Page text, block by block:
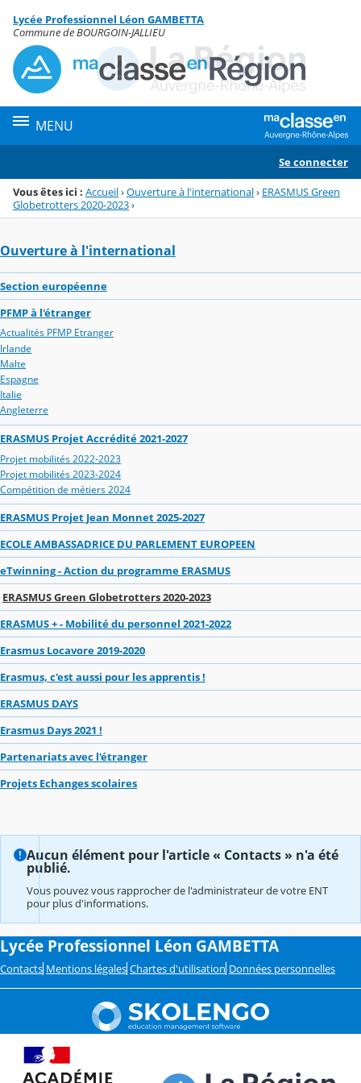
Menu de la rubrique
Contenu
Lycée Professionnel Léon GAMBETTA
Commune de BOURGOIN-JALLIEU
MENU
Se connecter
Vous êtes ici : Accueil›Ouverture à l'international› ERASMUS Green
Globetrotters 2020-2023›
Ouverture à l'international
Section européenne
PFMP à l'étranger
Actualités PFMP Etranger
Irlande
Malte
Espagne
Italie
Angleterre
ERASMUS Projet Accrédité 2021-2027
Projet mobilités 2022-2023
Projet mobilités 2023-2024
Compétition de métiers 2024
ERASMUS Projet Jean Monnet 2025-2027
ECOLE AMBASSADRICE DU PARLEMENT EUROPEEN
eTwinning - Action du programme ERASMUS
ERASMUS Green Globetrotters 2020-2023
ERASMUS + - Mobilité du personnel 2021-2022
Erasmus Locavore 2019-2020
Erasmus, c'est aussi pour les apprentis !
ERASMUS DAYS
Erasmus Days 2021 !
Partenariats avec l'étranger
Projets Echanges scolaires
Aucun élément pour l'article « Contacts » n'a été
publié.
Vous pouvez vous rapprocher de l'administrateur de votre ENT
pour plus d'informations.
Lycée Professionnel Léon GAMBETTA
Contacts Mentions légales Chartes d'utilisation Données personnelles